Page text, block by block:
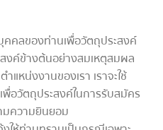
คลของท่านเพื่อวัตถุประสงค์
งค์ข้างต้นอย่างสมเหตุสมผล
หน่งงานของเรา เราจะใช้
อวัตถุประสงค์ในการรับสมัคร
มความยินยอม